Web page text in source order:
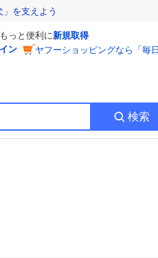
」を支えよう
もっと便利に新規取得
ン
ヤフーショッピングなら「毎
検索